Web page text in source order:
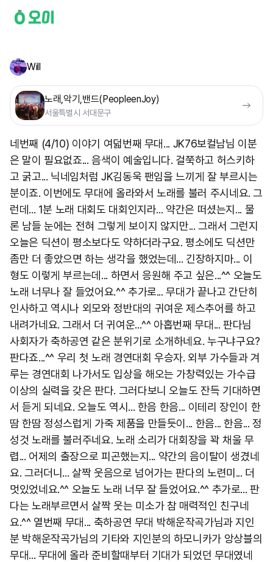
Will
노래,악기,밴드(PeopleenJoy)
서울특별시 서대문구
네번째 (4/10) 이야기 여덟번째 무대... JK76보컬남님 이분
은 말이 필요없죠... 음색이 예술입니다. 걸쭉하고 허스키하
고 굵고... 닉네임처럼 JK김동욱 팬임을 느끼게 잘 부르시는
분이죠. 이번에도 무대에 올라와서 노래를 불러 주시네요. 그
런데... 1분 노래 대회도 대회인지라... 약간은 떠셨는지... 물
론 남들 눈에는 전혀 그렇게 보이지 않지만... 그래서 그런지
오늘은 딕션이 평소보다도 약하더라구요. 평소에도 딕션만
좀만 더 좋았으면 하는 생각을 했었는데... 긴장하지마... 이
형도 이렇게 부르는데... 하면서 응원해 주고 싶은...^^ 오늘도
노래 너무나 잘 들었어요.^^ 추가로... 무대가 끝나고 간단히
인사하고 역시나 외모와 정반대의 귀여운 제스추어를 하고
내려가네요. 그래서 더 귀여운...^^ 아홉번째 무대... 판다님
사회자가 축하공연 같은 분위기로 소개하네요. 누구냐구요?
판다죠...^^ 우리 첫 노래 경연대회 우승자. 외부 가수들과 겨
루는 경연대회 나가서도 입상을 해오는 가창력있는 가수급
이상의 실력을 갖은 판다. 그러다보니 오늘도 잔득 기대하면
서 듣게 되네요. 오늘도 역시... 한음 한음... 이테리 장인이 한
땀 한땀 정성스럽게 가죽 제품을 만들듯이... 한음... 한음... 정
성것 노래를 불러주네요. 노래 소리가 대회장을 꽉 채울 무
렵... 어제의 출장으로 피곤했는지... 약간의 음이탈이 생겼네
요. 그러더니... 살짝 웃음으로 넘어가는 판다의 노련미... 더
멋있었네요.^^ 오늘도 노래 너무 잘 들었어요.^^ 추가로... 판
다는 노래부르면서 살짝 웃는 미소가 참 매력적인 친구네
요.^^ 열번째 무대... 축하공연 무대 박해운작곡가님과 지인
분 박해운작곡가님의 기타와 지인분의 하모니카가 앙상블의
무대... 무대에 올라 준비할때부터 기대가 되었던 무대였네